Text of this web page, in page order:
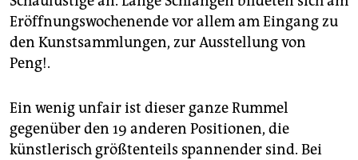
Eröffnungswochenende vor allem am Eingang zu
den Kunstsammlungen, zur Ausstellung von
Peng!.
Ein wenig unfair ist dieser ganze Rummel
gegenüber den 19 anderen Positionen, die
künstlerisch größtenteils spannender sind. Bei